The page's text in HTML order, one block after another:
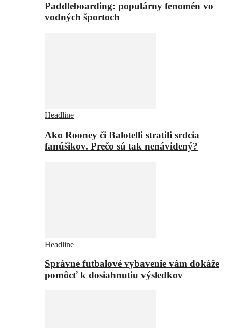
Paddleboarding: populárny fenomén vo
vodných športoch
Headline
Ako Rooney či Balotelli stratili srdcia
fanúšikov. Prečo sú tak nenávidený?
Headline
Správne futbalové vybavenie vám dokáže
pomôcť k dosiahnutiu výsledkov